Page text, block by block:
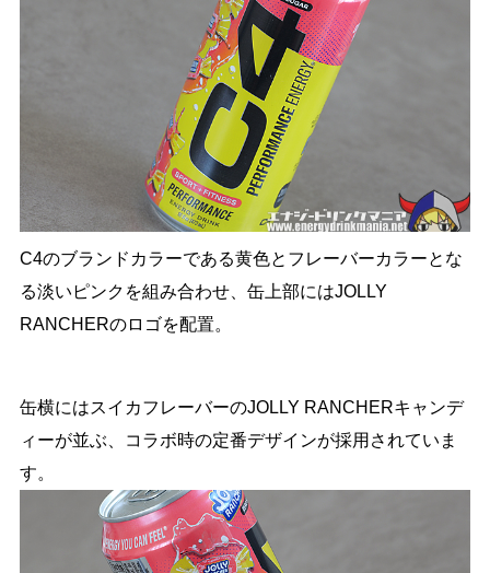
C4のブランドカラーである黄色とフレーバーカラーとな
る淡いピンクを組み合わせ、缶上部にはJOLLY
RANCHERのロゴを配置。
缶横にはスイカフレーバーのJOLLY RANCHERキャンデ
ィーが並ぶ、コラボ時の定番デザインが採用されていま
す。